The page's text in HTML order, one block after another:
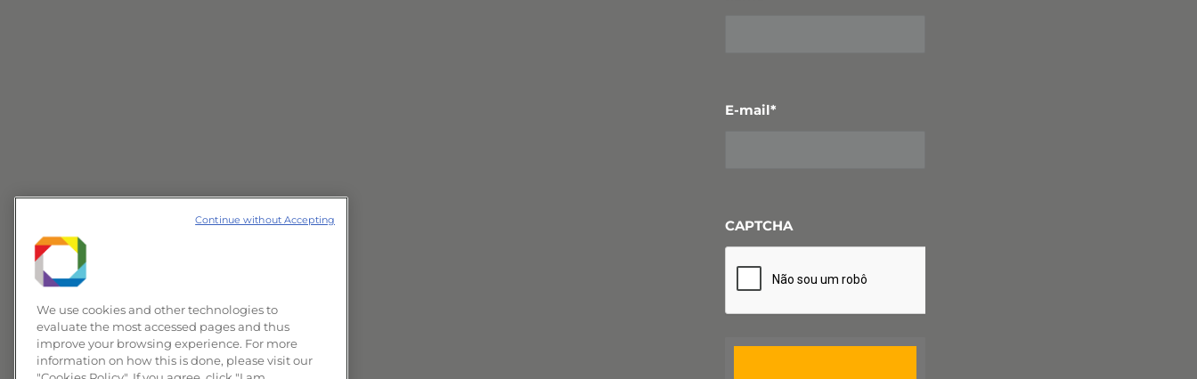
E-mail*
CAPTCHA
We use cookies and other technologies to
evaluate the most accessed pages and thus
improve your browsing experience. For more
information on how this is done, please visit our
Continue without Accepting